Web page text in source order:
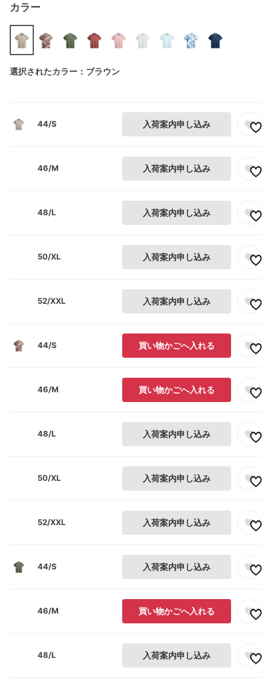
カラー
選択されたカラー：ブラウン
44/S 入荷案内申し込み
46/M 入荷案内申し込み
48/L 入荷案内申し込み
50/XL 入荷案内申し込み
52/XXL 入荷案内申し込み
44/S 買い物かごへ入れる
46/M 買い物かごへ入れる
48/L 入荷案内申し込み
50/XL 入荷案内申し込み
52/XXL 入荷案内申し込み
44/S 入荷案内申し込み
46/M 買い物かごへ入れる
48/L 入荷案内申し込み